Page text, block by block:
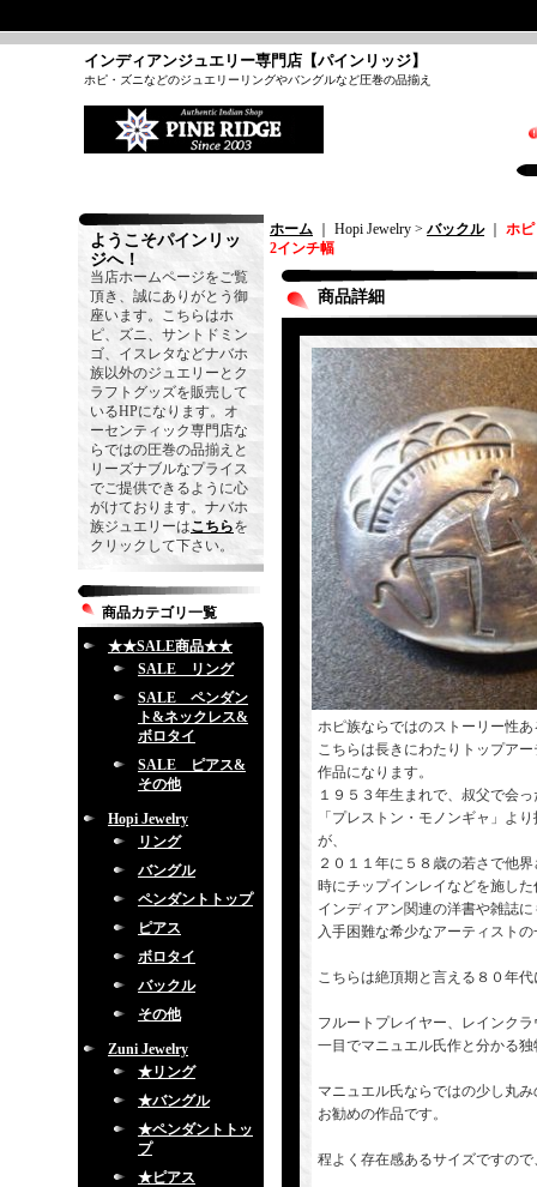
インディアンジュエリー専門店【パインリッジ】
ホピ・ズニなどのジュエリーリングやバングルなど圧巻の品揃え
ようこそパインリッ
ジへ！
当店ホームページをご覧
頂き、誠にありがとう御
座います。こちらはホ
ピ、ズニ、サントドミン
ゴ、イスレタなどナバホ
族以外のジュエリーとク
ラフトグッズを販売して
いるHPになります。オ
ーセンティック専門店な
らではの圧巻の品揃えと
リーズナブルなプライス
でご提供できるように心
がけております。ナバホ
族ジュエリーはこちらを
クリックして下さい。
商品カテゴリ一覧
★★SALE商品★★
SALE リング
SALE ペンダン
ト&ネックレス&
ボロタイ
SALE ピアス&
その他
Hopi Jewelry
リング
バングル
ペンダントトップ
ピアス
ボロタイ
バックル
その他
Zuni Jewelry
★リング
★バングル
★ペンダントトッ
プ
★ピアス
ホーム ｜ Hopi Jewelry > バックル｜ ホ
2インチ幅
商品詳細
ホピ族ならではのストーリー性
こちらは長きにわたりトップア
作品になります。
１９５３年生まれで、叔父で会
「プレストン・モノンギャ」よ
が、
２０１１年に５８歳の若さで他
時にチップインレイなどを施し
インディアン関連の洋書や雑誌
入手困難な希少なアーティスト
こちらは絶頂期と言える８０年
フルートプレイヤー、レインク
一目でマニュエル氏作と分かる
マニュエル氏ならではの少し丸
お勧めの作品です。
程よく存在感あるサイズですの